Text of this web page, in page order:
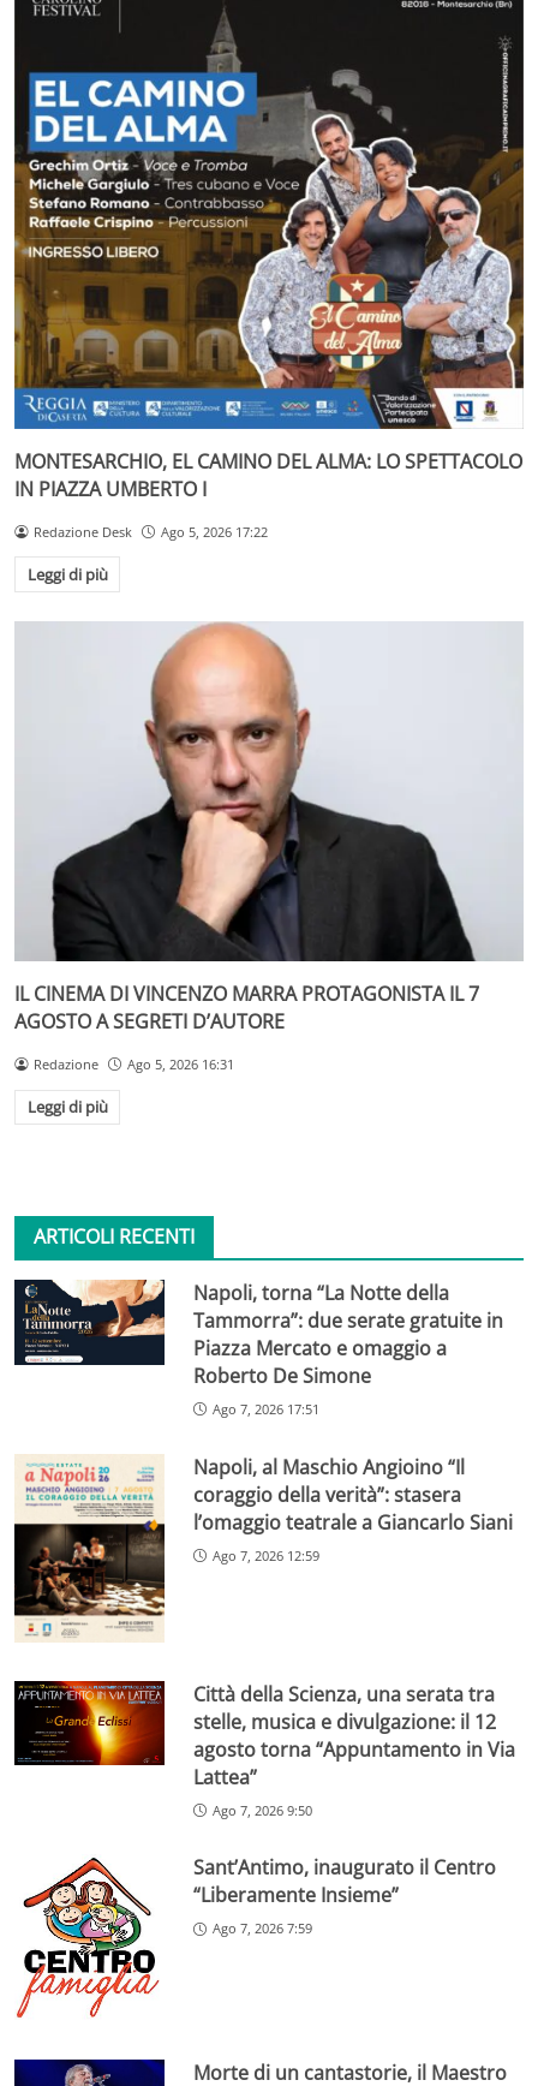
MONTESARCHIO, EL CAMINO DEL ALMA: LO SPETTACOLO
IN PIAZZA UMBERTO I
Redazione Desk Ago 5, 2026 17:22
Leggi di più
IL CINEMA DI VINCENZO MARRA PROTAGONISTA IL 7
AGOSTO A SEGRETI D’AUTORE
Redazione Ago 5, 2026 16:31
Leggi di più
ARTICOLI RECENTI
Napoli, torna “La Notte della
Tammorra”: due serate gratuite in
Piazza Mercato e omaggio a
Roberto De Simone
Ago 7, 2026 17:51
Napoli, al Maschio Angioino “Il
coraggio della verità”: stasera
l’omaggio teatrale a Giancarlo Siani
Ago 7, 2026 12:59
Città della Scienza, una serata tra
stelle, musica e divulgazione: il 12
agosto torna “Appuntamento in Via
Lattea”
Ago 7, 2026 9:50
Sant’Antimo, inaugurato il Centro
“Liberamente Insieme”
Ago 7, 2026 7:59
Morte di un cantastorie, il Maestro